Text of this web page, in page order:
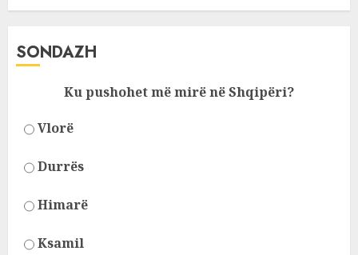
SONDAZH
Ku pushohet më mirë në Shqipëri?
Vlorë
Durrës
Himarë
Ksamil